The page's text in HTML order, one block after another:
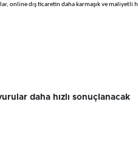
online dış ticaretin daha karmaşık ve maliyetli
daha hızlı sonuçlanacak